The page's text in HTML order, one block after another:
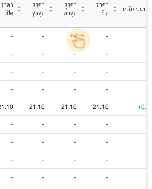
ราคา
เปิด
ราคา
สูงสุด
ราคา
ต่ำสุด
ราคา
ปิด
เปลี่ยนแปล
- - - -
- - - -
- - - -
- - - -
21.10 21.10 21.10
- - - -
- - - -
- - - -
- - - -